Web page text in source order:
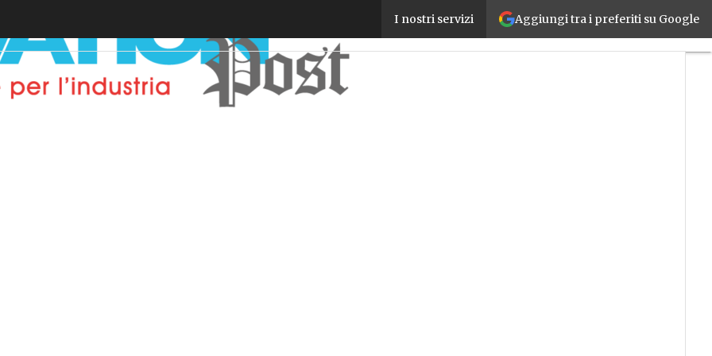
Aggiungi tra i preferiti su Google
I nostri servizi
Di Maio: no al Ceta. Ma gli imprenditori sono